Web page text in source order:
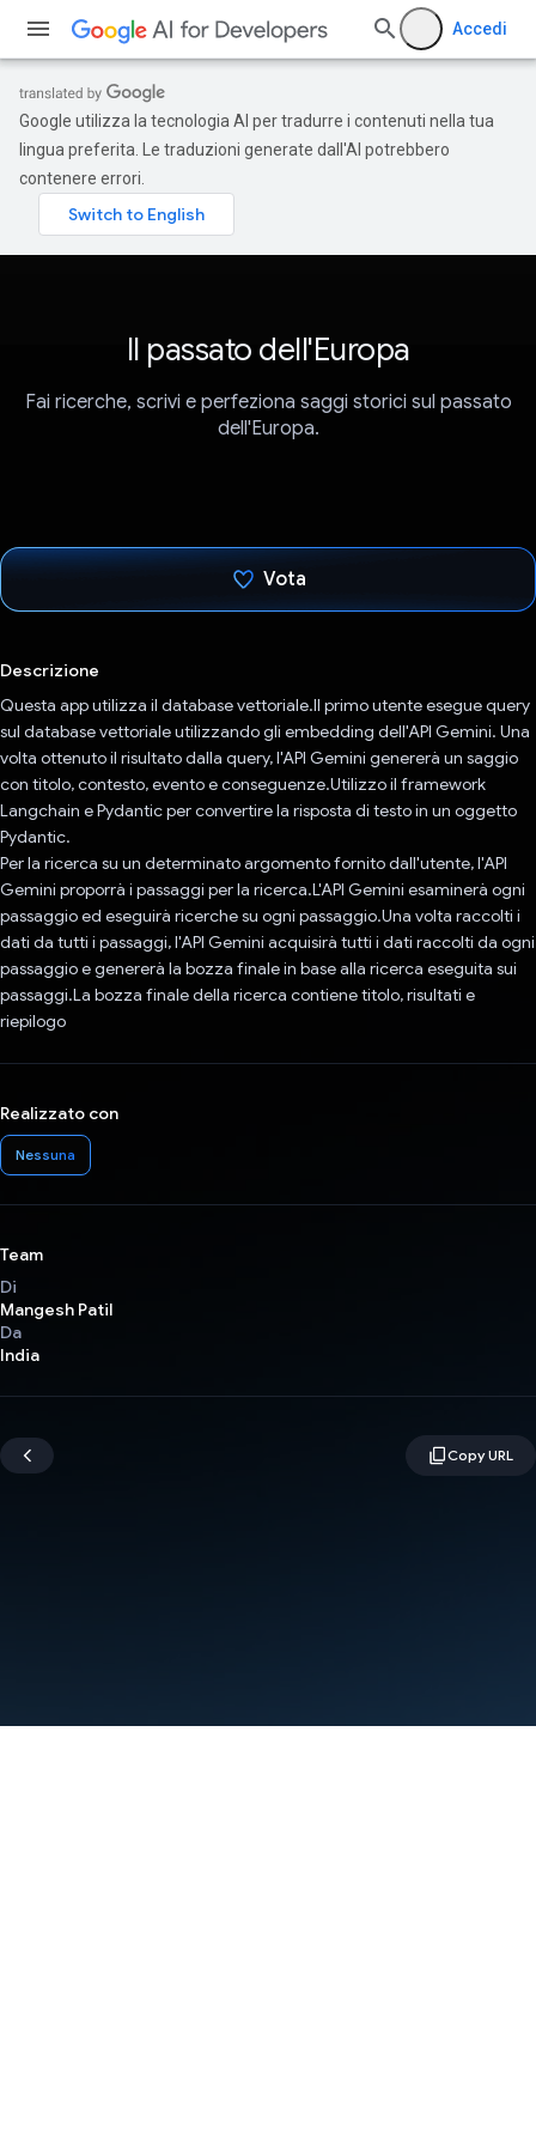
Accedi
Google utilizza la tecnologia AI per tradurre i contenuti nella tua
lingua preferita. Le traduzioni generate dall'AI potrebbero
contenere errori.
Il passato dell'Europa
Fai ricerche, scrivi e perfeziona saggi storici sul passato
dell'Europa.
Vota
Descrizione
Questa app utilizza il database vettoriale.Il primo utente esegue query
sul database vettoriale utilizzando gli embedding dell'API Gemini. Una
volta ottenuto il risultato dalla query, l'API Gemini genererà un saggio
con titolo, contesto, evento e conseguenze.Utilizzo il framework
Langchain e Pydantic per convertire la risposta di testo in un oggetto
Pydantic.
Per la ricerca su un determinato argomento fornito dall'utente, l'API
Gemini proporrà i passaggi per la ricerca.L'API Gemini esaminerà ogni
passaggio ed eseguirà ricerche su ogni passaggio.Una volta raccolti i
dati da tutti i passaggi, l'API Gemini acquisirà tutti i dati raccolti da ogni
passaggio e genererà la bozza finale in base alla ricerca eseguita sui
passaggi.La bozza finale della ricerca contiene titolo, risultati e
riepilogo
Realizzato con
Nessuna
Team
Di
Mangesh Patil
Da
India